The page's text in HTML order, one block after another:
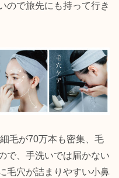
ので旅先にも持って行き
毛が70万本も密集、毛
で、手洗いでは届かない
毛穴が詰まりやすい小鼻